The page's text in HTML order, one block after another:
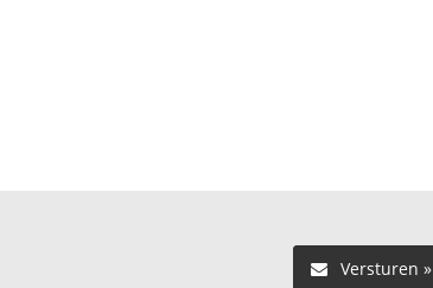
Versturen »